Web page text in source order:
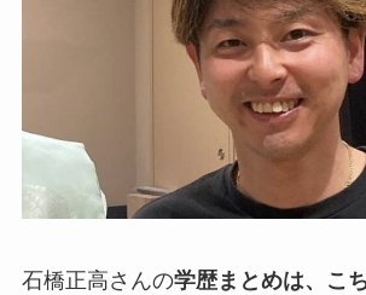
石橋正高さんの学歴まとめは、こ